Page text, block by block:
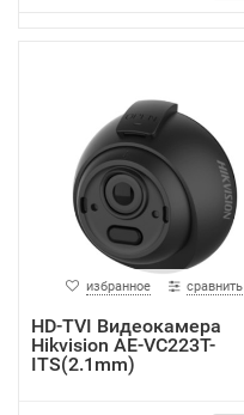
избранное сравнить
HD-TVI Видеокамера
Hikvision AE-VC223T-
ITS(2.1mm)